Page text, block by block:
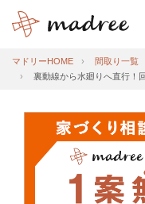
マドリーHOME
間取り一覧
裏動線から水廻りへ直行！